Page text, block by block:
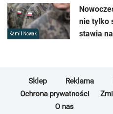
Kamil Nowak
nie tylko
stawia
Sklep Reklama
Ochrona prywatności
O nas